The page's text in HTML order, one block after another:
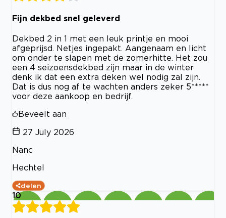
Fijn dekbed snel geleverd
Dekbed 2 in 1 met een leuk printje en mooi
afgeprijsd. Netjes ingepakt. Aangenaam en licht
om onder te slapen met de zomerhitte. Het zou
een 4 seizoensdekbed zijn maar in de winter
denk ik dat een extra deken wel nodig zal zijn.
Dat is dus nog af te wachten anders zeker 5*****
voor deze aankoop en bedrijf.
Beveelt aan
27 July 2026
Nanc
Hechtel
delen
10